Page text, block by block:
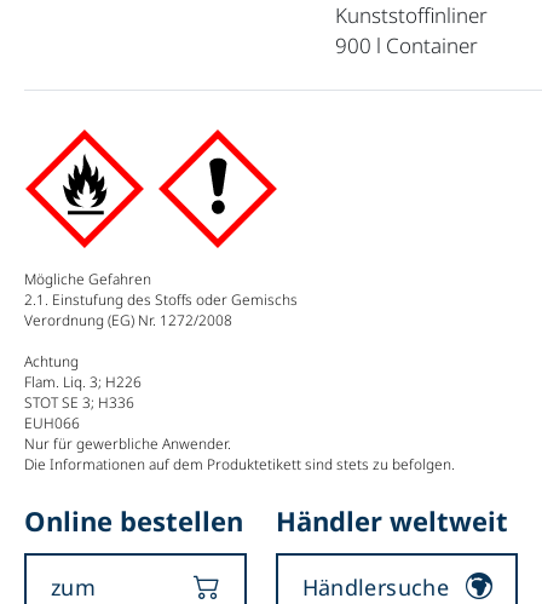
Kunststoffinliner
900 l Container
Mögliche Gefahren
2.1. Einstufung des Stoffs oder Gemischs
Verordnung (EG) Nr. 1272/2008
Achtung
Flam. Liq. 3; H226
STOT SE 3; H336
EUH066
Nur für gewerbliche Anwender.
Die Informationen auf dem Produktetikett sind stets zu befolgen.
Online bestellen
zum
Händler weltweit
Händlersuche